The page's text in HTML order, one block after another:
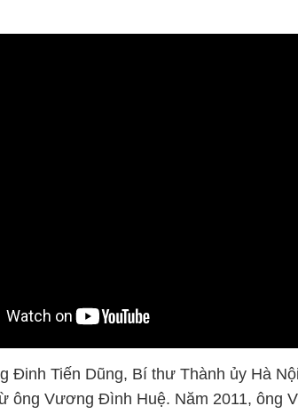
Đinh Tiến Dũng, Bí thư Thành ủy Hà
ông Vương Đình Huệ. Năm 2011, ông